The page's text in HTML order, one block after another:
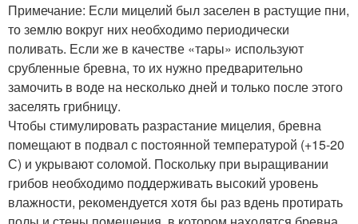
Примечание: Если мицелий был заселен в растущие пни,
то землю вокруг них необходимо периодически
поливать. Если же в качестве «тары» используют
срубленные бревна, то их нужно предварительно
замочить в воде на несколько дней и только после этого
заселять грибницу.
Чтобы стимулировать разрастание мицелия, бревна
помещают в подвал с постоянной температурой (+15-20
С) и укрывают соломой. Поскольку при выращивании
грибов необходимо поддерживать высокий уровень
влажности, рекомендуется хотя бы раз вдень протирать